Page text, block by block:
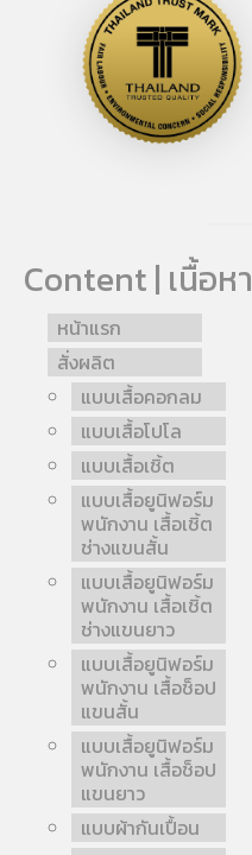
Content | เนื้อหา
หน้าแรก
สั่งผลิต
แบบเสื้อคอกลม
แบบเสื้อโปโล
แบบเสื้อเชิ้ต
แบบเสื้อยูนิฟอร์ม
พนักงาน เสื้อเชิ้ต
ช่างแขนสั้น
แบบเสื้อยูนิฟอร์ม
พนักงาน เสื้อเชิ้ต
ช่างแขนยาว
แบบเสื้อยูนิฟอร์ม
พนักงาน เสื้อช็อป
แขนสั้น
แบบเสื้อยูนิฟอร์ม
พนักงาน เสื้อช็อป
แขนยาว
แบบผ้ากันเปื้อน